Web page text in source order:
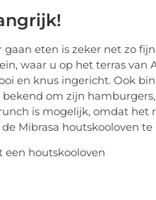
eten is zeker net zo
waar u op het terras van
en knus ingericht. Ook
om zijn
is mogelijk, omdat het
Mibrasa houtskooloven